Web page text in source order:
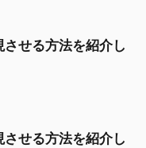
せる方法を紹介し
せる方法を紹介し